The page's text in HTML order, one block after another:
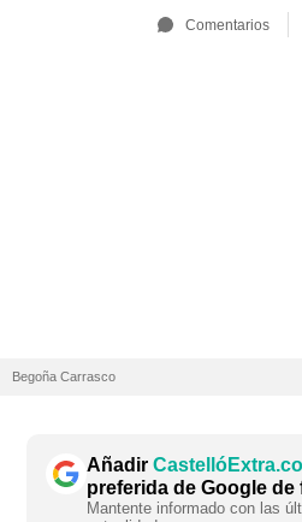
Comentarios
Begoña Carrasco
Añadir
preferida de Google de
Mantente informado con las